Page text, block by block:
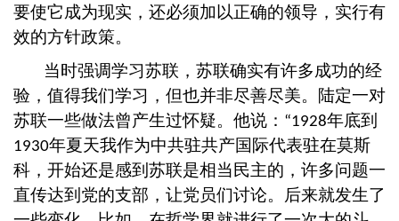
要使它成为现实，还必须加以正确的领导，实行有
效的方针政策。
当时强调学习苏联，苏联确实有许多成功的经
验，值得我们学习，但也并非尽善尽美。陆定一对
苏联一些做法曾产生过怀疑。他说： “1928年底到
1930年夏天我作为中共驻共产国际代表驻在莫斯
科，开始还是感到苏联是相当民主的，许多问题一
直传达到党的支部，让党员们讨论。后来就发生了